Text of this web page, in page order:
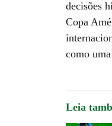
decisões
Copa
como
Leia